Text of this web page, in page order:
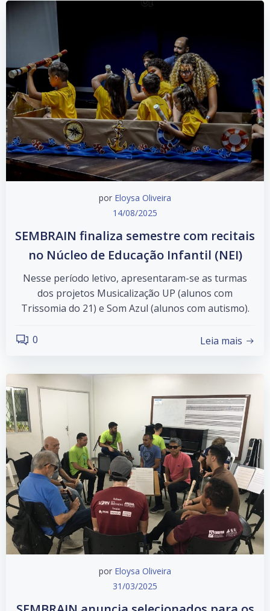
por Eloysa Oliveira
14/08/2025
SEMBRAIN finaliza semestre com recitais
no Núcleo de Educação Infantil (NEI)
Nesse período letivo, apresentaram-se as turmas
dos projetos Musicalização UP (alunos com
Trissomia do 21) e Som Azul (alunos com autismo).
0 Leia mais
por Eloysa Oliveira
31/03/2025